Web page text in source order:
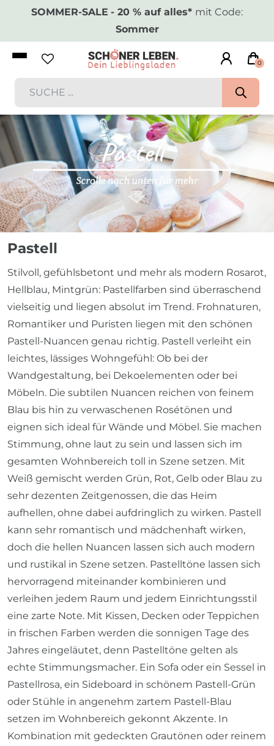
SOMMER-SALE - 20 % auf alles* mit Code:
Sommer
0
Pastell
Stilvoll, gefühlsbetont und mehr als modern Rosarot,
Hellblau, Mintgrün: Pastellfarben sind überraschend
vielseitig und liegen absolut im Trend. Frohnaturen,
Romantiker und Puristen liegen mit den schönen
Pastell-Nuancen genau richtig. Pastell verleiht ein
leichtes, lässiges Wohngefühl: Ob bei der
Wandgestaltung, bei Dekoelementen oder bei
Möbeln. Die subtilen Nuancen reichen von feinem
Blau bis hin zu verwaschenen Rosétönen und
eignen sich ideal für Wände und Möbel. Sie machen
Stimmung, ohne laut zu sein und lassen sich im
gesamten Wohnbereich toll in Szene setzen. Mit
Weiß gemischt werden Grün, Rot, Gelb oder Blau zu
sehr dezenten Zeitgenossen, die das Heim
aufhellen, ohne dabei aufdringlich zu wirken. Pastell
kann sehr romantisch und mädchenhaft wirken,
doch die hellen Nuancen lassen sich auch modern
und rustikal in Szene setzen. Pastelltöne lassen sich
hervorragend miteinander kombinieren und
verleihen jedem Raum und jedem Einrichtungsstil
eine zarte Note. Mit Kissen, Decken oder Teppichen
in frischen Farben werden die sonnigen Tage des
Jahres eingeläutet, denn Pastelltöne gelten als
echte Stimmungsmacher. Ein Sofa oder ein Sessel in
Pastellrosa, ein Sideboard in schönem Pastell-Grün
oder Stühle in angenehm zartem Pastell-Blau
setzen im Wohnbereich gekonnt Akzente. In
Kombination mit gedeckten Grautönen oder reinem